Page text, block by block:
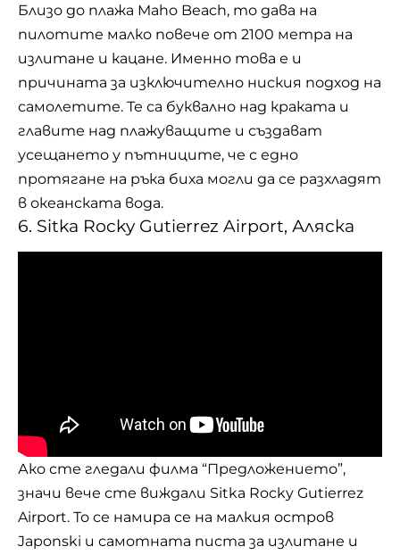
Близо до плажа Maho Beach, то дава на
пилотите малко повече от 2100 метра на
излитане и кацане. Именно това е и
причината за изключително ниския подход на
самолетите. Те са буквално над краката и
главите над плажуващите и създават
усещането у пътниците, че с едно
протягане на ръка биха могли да се разхладят
в океанската вода.
6. Sitka Rocky Gutierrez Airport, Аляска
Ако сте гледали филма “Предложението”,
значи вече сте виждали Sitka Rocky Gutierrez
Airport. То се намира се на малкия остров
Japonski и самотната писта за излитане и